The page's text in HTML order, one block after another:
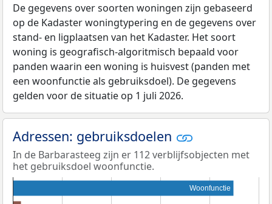
De gegevens over soorten woningen zijn gebaseerd
op de Kadaster woningtypering en de gegevens over
stand- en ligplaatsen van het Kadaster. Het soort
woning is geografisch-algoritmisch bepaald voor
panden waarin een woning is huisvest (panden met
een woonfunctie als gebruiksdoel). De gegevens
gelden voor de situatie op 1 juli 2026.
Adressen: gebruiksdoelen
In de Barbarasteeg zijn er 112 verblijfsobjecten met
het gebruiksdoel woonfunctie.
Woonfunctie